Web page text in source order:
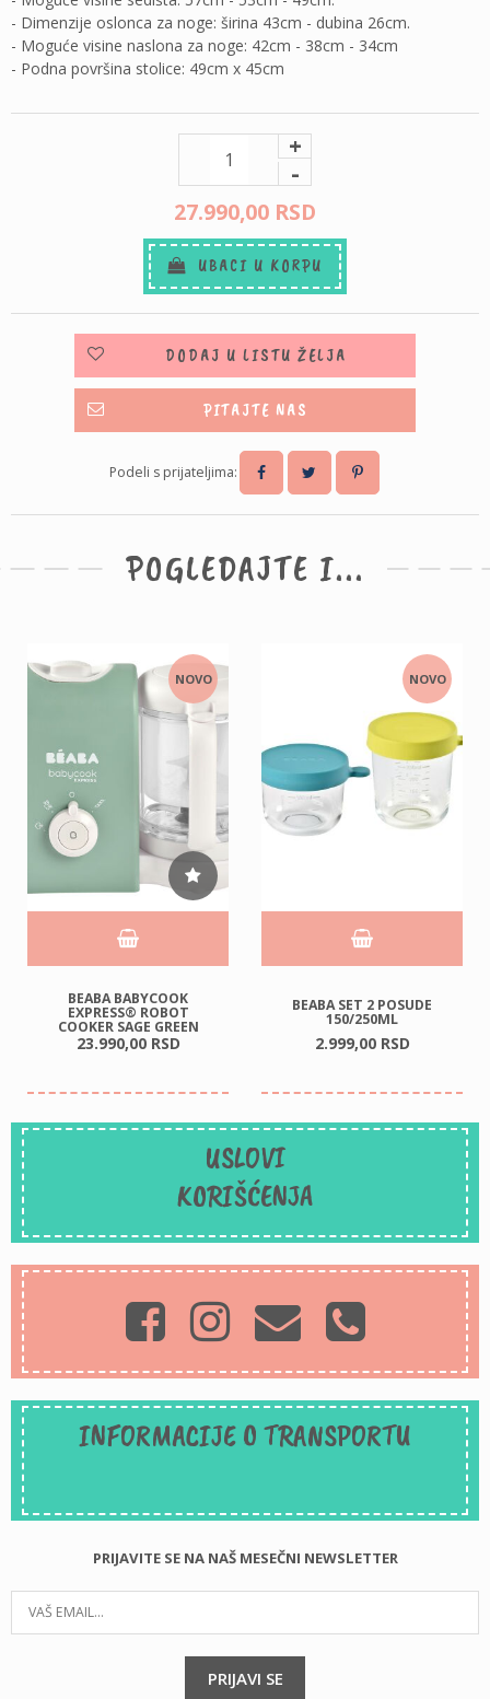
- Dimenzije oslonca za noge: širina 43cm - dubina 26cm.
- Moguće visine naslona za noge: 42cm - 38cm - 34cm
- Podna površina stolice: 49cm x 45cm
+
-
27.990,00 RSD
UBACI U KORPU
DODAJ U LISTU ŽELJA
PITAJTE NAS
Podeli s prijateljima:
POGLEDAJTE I...
NOVO
BEABA BABYCOOK
EXPRESS® ROBOT
COOKER SAGE GREEN
23.990,00 RSD
NOVO
BEABA SET 2 POSUDE
150/250ML
2.999,00 RSD
USLOVI
KORIŠĆENJA
INFORMACIJE O TRANSPORTU
PRIJAVITE SE NA NAŠ MESEČNI NEWSLETTER
PRIJAVI SE